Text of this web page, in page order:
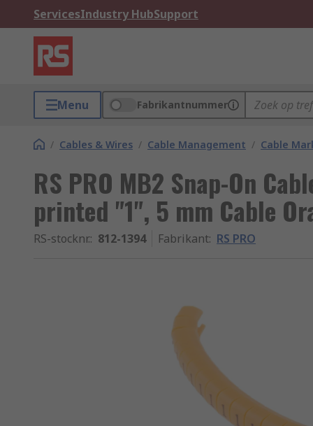
ServicesIndustry HubSupport
Menu Fabrikantnummer
/ Cables & Wires / Cable Management / Cable
RS PRO MB2 Snap-On
printed "1", 5 mm Cable
RS-stocknr.: 812-1394 Fabrikant: RS PRO